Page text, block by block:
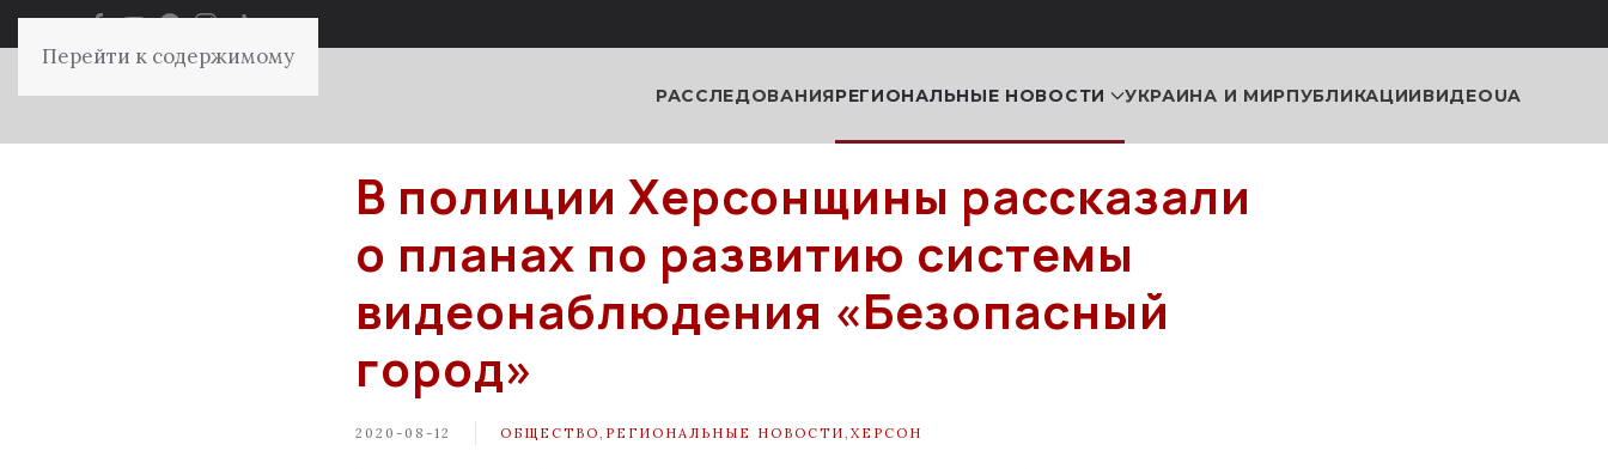
Перейти к содержимому
РАССЛЕДОВАНИЯРЕГИОНАЛЬНЫЕ НОВОСТИ УКРАИНА И МИРПУБЛИКАЦИИВИДЕОUA
В полиции Херсонщины рассказали
о планах по развитию системы
видеонаблюдения «Безопасный
город»
2020-08-12 ОБЩЕСТВО РЕГИОНАЛЬНЫЕ НОВОСТИ ХЕРСОН